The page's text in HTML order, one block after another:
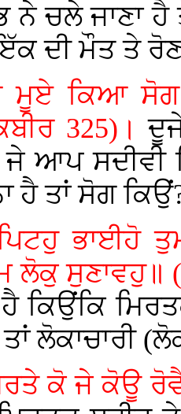
ਚਲੇ ਜਾਣਾ ਹੈ
ਦੀ ਮੌਤ ਤੇ
ਮੂਏ ਕਿਆ
325)।
ਜੇ ਆਪ ਸਦੀਵੀ
ਹੈ ਤਾਂ ਸੋਗ
ਭਾਈਹੋ
ਲੋਕੁ ਸੁਣਾਵਹੁ॥
ਕਿਉਂਕਿ
ਲੋਕਾਚਾਰੀ
ਕੋ ਜੇ ਕੋਊ